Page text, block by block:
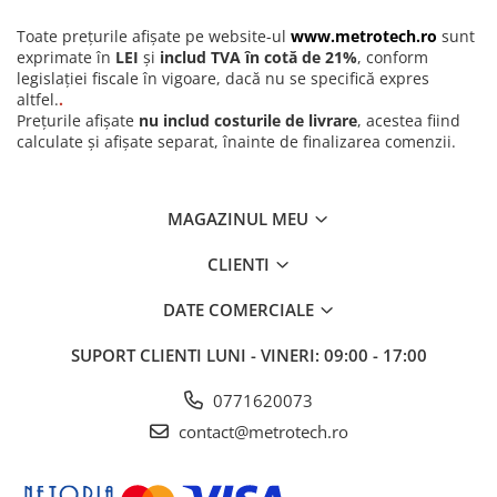
Toate prețurile afișate pe website-ul www.metrotech.ro sunt
exprimate în LEI și includ TVA în cotă de 21%, conform
legislației fiscale în vigoare, dacă nu se specifică expres
altfel..
Prețurile afișate nu includ costurile de livrare, acestea fiind
calculate și afișate separat, înainte de finalizarea comenzii.
MAGAZINUL MEU
CLIENTI
DATE COMERCIALE
SUPORT CLIENTI LUNI - VINERI: 09:00 - 17:00
0771620073
contact@metrotech.ro